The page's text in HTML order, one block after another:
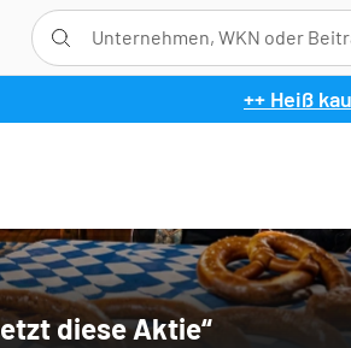
++ Heiß
diese Aktie“